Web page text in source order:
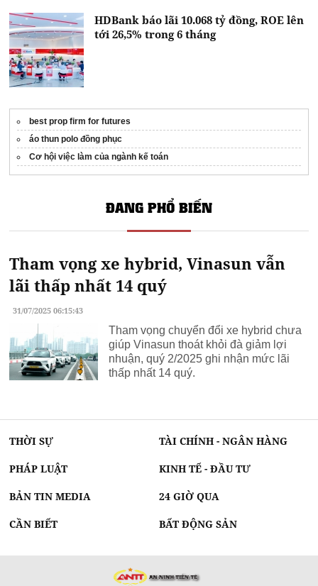
HDBank báo lãi 10.068 tỷ đồng, ROE lên
tới 26,5% trong 6 tháng
best prop firm for futures
áo thun polo đồng phục
Cơ hội việc làm của ngành kế toán
ĐANG PHỔ BIẾN
Tham vọng xe hybrid, Vinasun vẫn
lãi thấp nhất 14 quý
31/07/2025 06:15:43
Tham vọng chuyển đổi xe hybrid chưa
giúp Vinasun thoát khỏi đà giảm lợi
nhuận, quý 2/2025 ghi nhận mức lãi
thấp nhất 14 quý.
THỜI SỰ TÀI CHÍNH - NGÂN HÀNG
PHÁP LUẬT KINH TẾ - ĐẦU TƯ
BẢN TIN MEDIA 24 GIỜ QUA
CẦN BIẾT BẤT ĐỘNG SẢN